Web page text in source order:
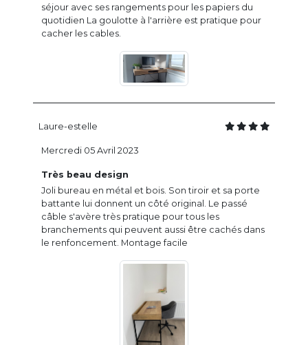
séjour avec ses rangements pour les papiers du
quotidien La goulotte à l'arrière est pratique pour
cacher les cables.
Laure-estelle
Très beau design
Joli bureau en métal et bois. Son tiroir et sa porte
battante lui donnent un côté original. Le passé
câble s'avère très pratique pour tous les
branchements qui peuvent aussi être cachés dans
le renfoncement. Montage facile
Mercredi 05 Avril 2023